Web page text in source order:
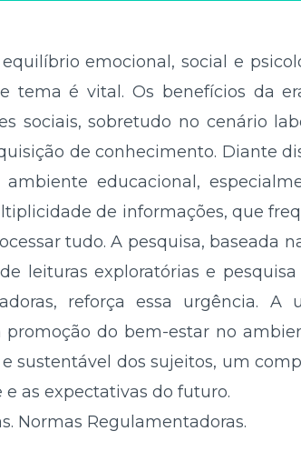
emocional, social e
tema é vital. Os benefícios da
sociais, sobretudo no cenário
de conhecimento. Diante
educacional,
de informações, que
tudo. A pesquisa, baseada
leituras exploratórias e pesquisa
reforça essa urgência. A
do bem-estar no
sustentável dos sujeitos, um
as expectativas do futuro.
Normas Regulamentadoras.